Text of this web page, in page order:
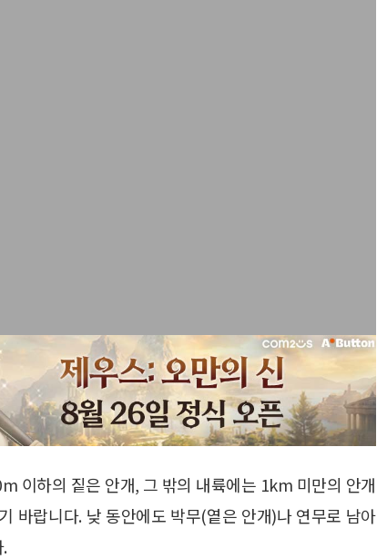
이하의 짙은 안개, 그 밖의 내륙에는 1km 미만의 안개
바랍니다. 낮 동안에도 박무(옅은 안개)나 연무로 남아